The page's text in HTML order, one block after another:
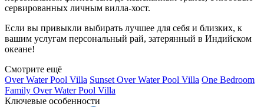
сервированных личным вилла-хост.
Если вы привыкли выбирать лучшее для себя и близких, к
вашим услугам персональный рай, затерянный в Индийском
океане!
Смотрите ещё
Over Water Pool Villa Sunset Over Water Pool Villa One Bedroom
Family Over Water Pool Villa
Ключевые особенности